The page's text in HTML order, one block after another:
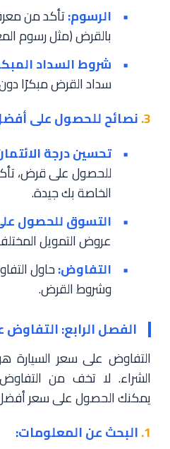
الرسوم:تأكد من
بالقرض (مثل رسوم
شروط السداد
سداد القرض مبكرًا
3. نصائح للحصول على
تحسين درجة
للحصول على قرض،
الخاصة بك جيدة.
التسوق للحصول
عروض التمويل
التفاوض:حاول
وشروط القرض.
الفصل الرابع: التفاوض
التفاوض على سعر
الشراء. لا تخف من
يمكنك الحصول على سعر
1. البحث عن المعلومات: